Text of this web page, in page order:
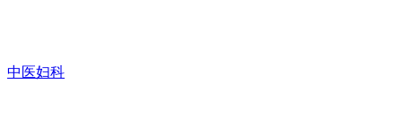
中医妇科